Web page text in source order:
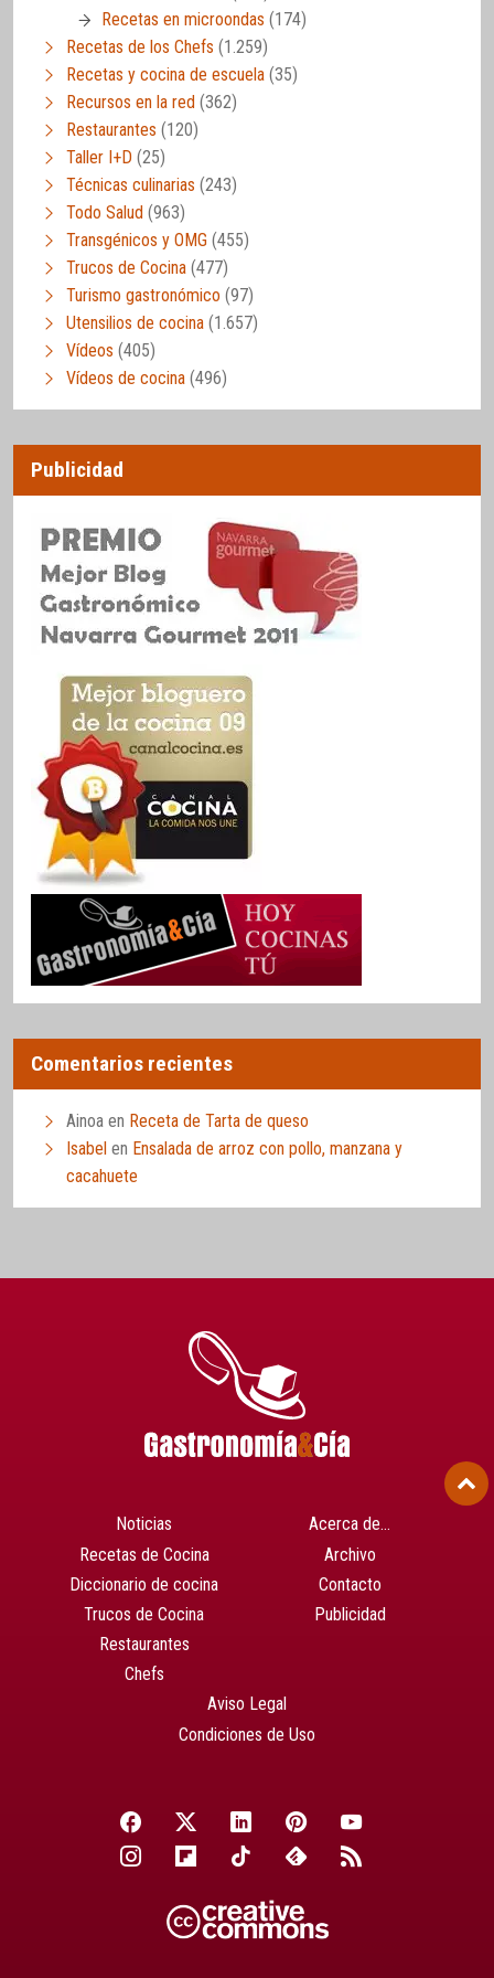
Recetas en microondas (174)
Recetas de los Chefs (1.259)
Recetas y cocina de escuela (35)
Recursos en la red (362)
Restaurantes (120)
Taller I+D (25)
Técnicas culinarias (243)
Todo Salud (963)
Transgénicos y OMG (455)
Trucos de Cocina (477)
Turismo gastronómico (97)
Utensilios de cocina (1.657)
Vídeos (405)
Vídeos de cocina (496)
Publicidad
Comentarios recientes
Ainoa en Receta de Tarta de queso
Isabel en Ensalada de arroz con pollo, manzana y
cacahuete
Noticias
Recetas de Cocina
Diccionario de cocina
Trucos de Cocina
Restaurantes
Chefs
Acerca de…
Archivo
Contacto
Publicidad
Aviso Legal
Condiciones de Uso